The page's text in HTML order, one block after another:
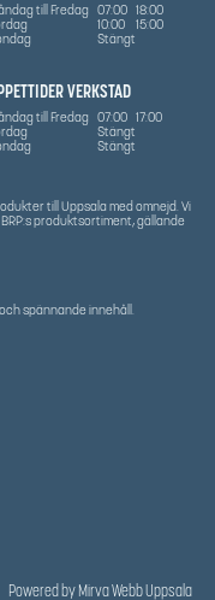
till Fredag 07:00 18:00
10:00
15:00
Stängt
VERKSTAD
till Fredag 07:00 17:00
Stängt
Stängt
till Uppsala med omnejd. Vi
produktsortiment, gällande
spännande innehåll.
Powered byMirva Webb Uppsala